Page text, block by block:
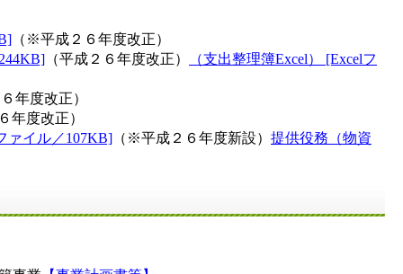
（※平成２６年度改正）
（平成２６年度改正）
（支出整理簿Excel） [Excelフ
年度改正）
年度改正）
ァイル／107KB] （※平成２６年度新設） 提供役務（物資